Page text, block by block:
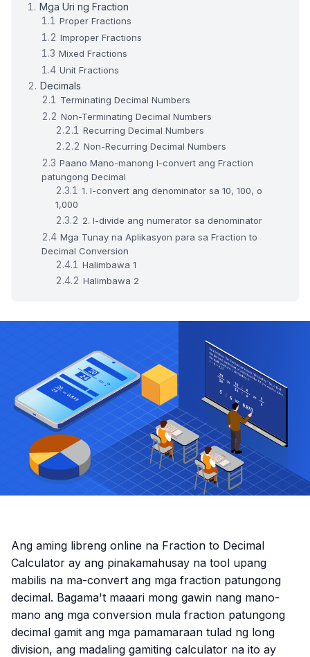
Mga Uri ng Fraction
Proper Fractions
Improper Fractions
Mixed Fractions
Unit Fractions
Decimals
Terminating Decimal Numbers
Non-Terminating Decimal Numbers
Recurring Decimal Numbers
Non-Recurring Decimal Numbers
Paano Mano-manong I-convert ang Fraction
patungong Decimal
1. I-convert ang denominator sa 10, 100, o
1,000
2. I-divide ang numerator sa denominator
Mga Tunay na Aplikasyon para sa Fraction to
Decimal Conversion
Halimbawa 1
Halimbawa 2
Ang aming libreng online na Fraction to Decimal
Calculator ay ang pinakamahusay na tool upang
mabilis na ma-convert ang mga fraction patungong
decimal. Bagama't maaari mong gawin nang mano-
mano ang mga conversion mula fraction patungong
decimal gamit ang mga pamamaraan tulad ng long
division, ang madaling gamiting calculator na ito ay